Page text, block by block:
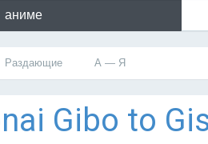
аниме
Раздающие А — Я
Gibo to